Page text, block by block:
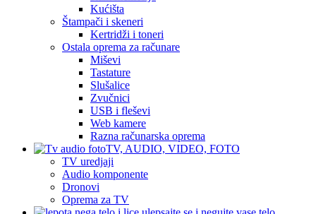
Kućišta
Štampači i skeneri
Kertridži i toneri
Ostala oprema za računare
Miševi
Tastature
Slušalice
Zvučnici
USB i fleševi
Web kamere
Razna računarska oprema
TV, AUDIO, VIDEO, FOTO
TV uredjaji
Audio komponente
Dronovi
Oprema za TV